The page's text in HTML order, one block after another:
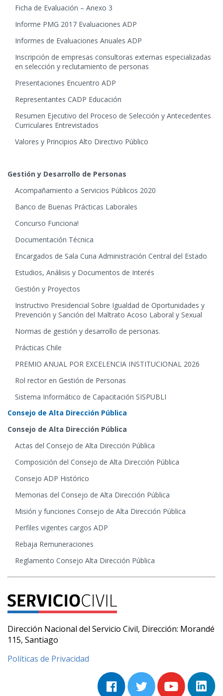
Ficha de Evaluación – Anexo 3
Informe PMG 2017 Evaluaciones ADP
Informes de Evaluaciones Anuales ADP
Inscripción de empresas consultoras externas especializadas
en selección y reclutamiento de personas
Presentaciones Encuentro ADP
Representantes CADP Educación
Resumen Ejecutivo del Proceso de Selección y Antecedentes
Curriculares Entrevistados
Valores y Principios Alto Directivo Público
Gestión y Desarrollo de Personas
Acompañamiento a Servicios Públicos 2020
Banco de Buenas Prácticas Laborales
Concurso Funciona!
Documentación Técnica
Encargados de Sala Cuna Administración Central del Estado
Estudios, Análisis y Documentos de Interés
Gestión y Proyectos
Instructivo Presidencial Sobre Igualdad de Oportunidades y
Prevención y Sanción del Maltrato Acoso Laboral y Sexual
Normas de gestión y desarrollo de personas.
Prácticas Chile
PREMIO ANUAL POR EXCELENCIA INSTITUCIONAL 2026
Rol rector en Gestión de Personas
Sistema Informático de Capacitación SISPUBLI
Consejo de Alta Dirección Pública
Consejo de Alta Dirección Pública
Actas del Consejo de Alta Dirección Pública
Composición del Consejo de Alta Dirección Pública
Consejo ADP Histórico
Memorias del Consejo de Alta Dirección Pública
Misión y funciones Consejo de Alta Dirección Pública
Perfiles vigentes cargos ADP
Rebaja Remuneraciones
Reglamento Consejo Alta Dirección Pública
Dirección Nacional del Servicio Civil, Dirección: Morandé
115, Santiago
Políticas de Privacidad